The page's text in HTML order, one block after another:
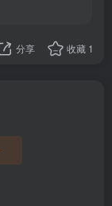
分享 收藏 1